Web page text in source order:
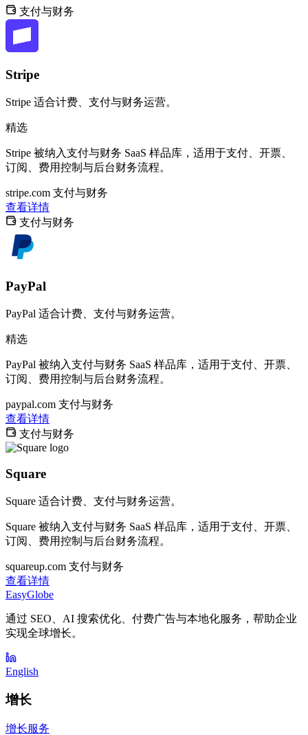
支付与财务
Stripe
Stripe 适合计费、支付与财务运营。
精选
Stripe 被纳入支付与财务 SaaS 样品库，适用于支付、开票、
订阅、费用控制与后台财务流程。
stripe.com 支付与财务
查看详情
支付与财务
PayPal
PayPal 适合计费、支付与财务运营。
精选
PayPal 被纳入支付与财务 SaaS 样品库，适用于支付、开票、
订阅、费用控制与后台财务流程。
paypal.com 支付与财务
查看详情
支付与财务
Square
Square 适合计费、支付与财务运营。
Square 被纳入支付与财务 SaaS 样品库，适用于支付、开票、
订阅、费用控制与后台财务流程。
squareup.com 支付与财务
查看详情
EasyGlobe
通过 SEO、AI 搜索优化、付费广告与本地化服务，帮助企业
实现全球增长。
English
增长
增长服务